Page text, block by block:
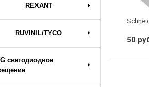
REXANT
RUVINIL/TYCO
светодиодное
50